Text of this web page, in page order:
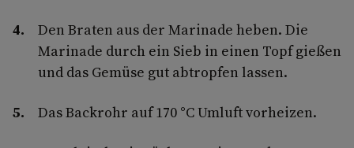
Den Braten aus der Marinade heben. Die
Marinade durch ein Sieb in einen Topf gießen
und das Gemüse gut abtropfen lassen.
Das Backrohr auf 170 °C Umluft vorheizen.